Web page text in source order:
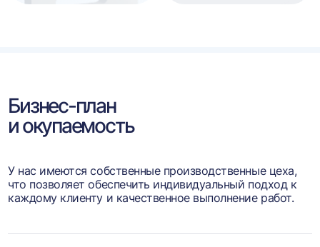
Бизнес-план
и окупаемость
У нас имеются собственные производственные цеха,
что позволяет обеспечить индивидуальный подход к
каждому клиенту и качественное выполнение работ.